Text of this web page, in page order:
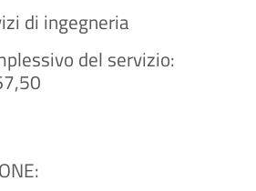
di ingegneria
del servizio: